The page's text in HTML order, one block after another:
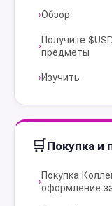
›Обзор
›Получите
предметы
›Изучить
🛒Покупка и
›Покупка
оформление